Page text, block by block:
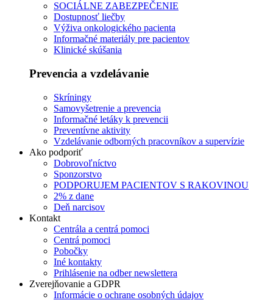
SOCIÁLNE ZABEZPEČENIE
Dostupnosť liečby
Výživa onkologického pacienta
Informačné materiály pre pacientov
Klinické skúšania
Prevencia a vzdelávanie
Skríningy
Samovyšetrenie a prevencia
Informačné letáky k prevencii
Preventívne aktivity
Vzdelávanie odborných pracovníkov a supervízie
Ako podporiť
Dobrovoľníctvo
Sponzorstvo
PODPORUJEM PACIENTOV S RAKOVINOU
2% z dane
Deň narcisov
Kontakt
Centrála a centrá pomoci
Centrá pomoci
Pobočky
Iné kontakty
Prihlásenie na odber newslettera
Zverejňovanie a GDPR
Informácie o ochrane osobných údajov